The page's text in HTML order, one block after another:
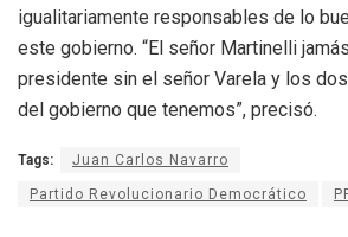
igualitariamente responsables de lo
este gobierno. “El señor Martinelli
presidente sin el señor Varela y los
del gobierno que tenemos”, precisó.
Tags: Juan Carlos Navarro
Partido Revolucionario Democrático